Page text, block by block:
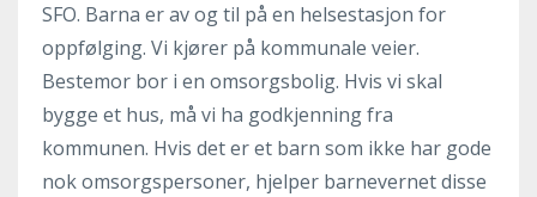
SFO. Barna er av og til på en helsestasjon for
oppfølging. Vi kjører på kommunale veier.
Bestemor bor i en omsorgsbolig. Hvis vi skal
bygge et hus, må vi ha godkjenning fra
kommunen. Hvis det er et barn som ikke har gode
nok omsorgspersoner, hjelper barnevernet disse